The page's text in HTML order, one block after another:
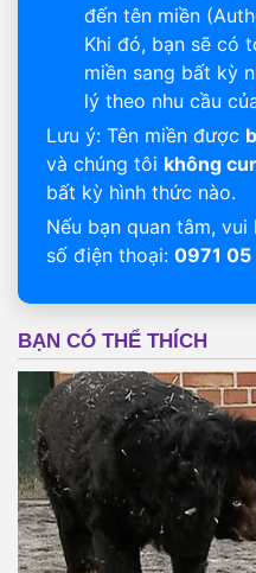
đến tên miền
Khi đó, bạn sẽ có
miền sang bất kỳ
lý theo nhu cầu
Lưu ý: Tên miền được
và chúng tôi không
bất kỳ hình thức nào.
Nếu bạn quan tâm,
số điện thoại: 0971